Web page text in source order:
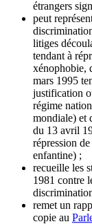
étrangers
peut
litiges
tendant à
xénophobie,
mars 1995
justification
régime
mondiale) et
du 13 avril
répression
enfantine) ;
recueille les
1981 contre
remet un
copie au